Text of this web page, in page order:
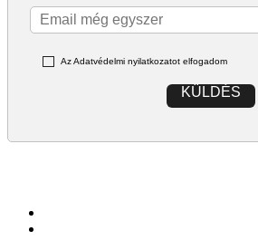
Az Adatvédelmi nyilatkozatot elfogadom
KÜLDÉS